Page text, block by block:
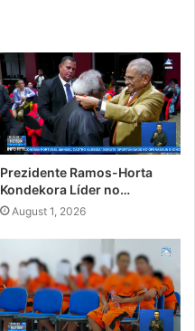
Prezidente Ramos-Horta
Kondekora Líder no…
August 1, 2026